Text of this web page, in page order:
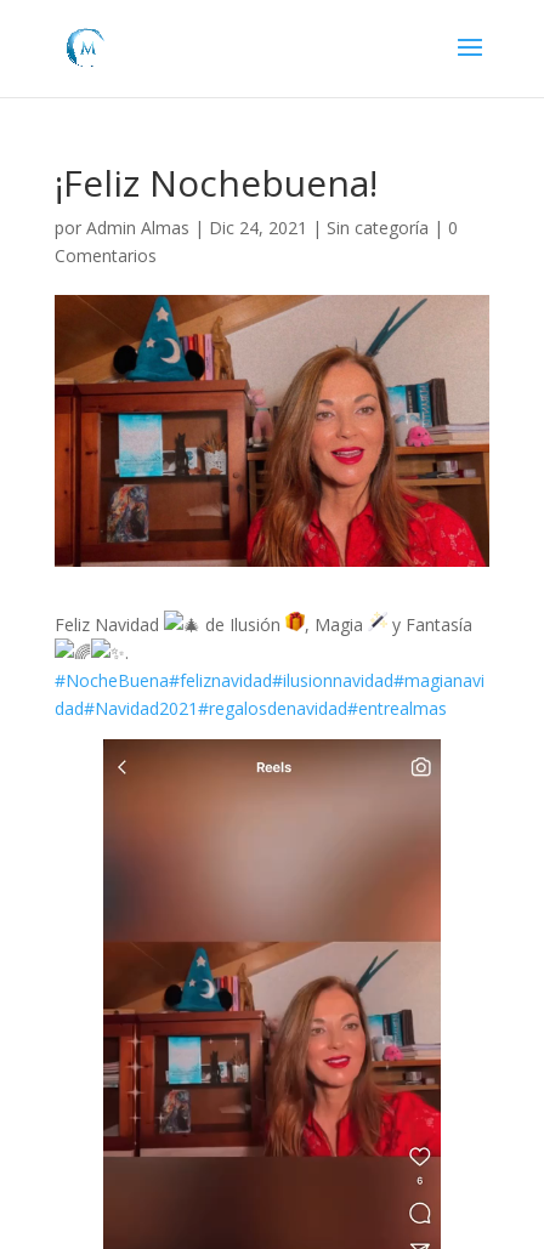
¡Feliz Nochebuena!
por Admin Almas | Dic 24, 2021 | Sin categoría | 0
Comentarios
Feliz Navidad de Ilusión , Magia
y Fantasía
.
#NocheBuena#feliznavidad#ilusionnavidad#magianavi
dad#Navidad2021#regalosdenavidad#entrealmas